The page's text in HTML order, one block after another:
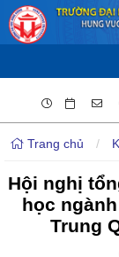
Trang chủ /
Hội nghị
học
Trung